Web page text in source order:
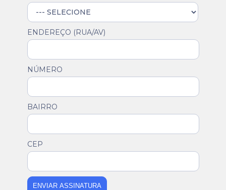
ENDEREÇO (RUA/AV)
NÚMERO
BAIRRO
CEP
ENVIAR ASSINATURA